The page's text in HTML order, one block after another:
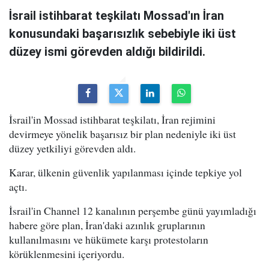
İsrail istihbarat teşkilatı Mossad'ın İran
konusundaki başarısızlık sebebiyle iki üst
düzey ismi görevden aldığı bildirildi.
İsrail'in Mossad istihbarat teşkilatı, İran rejimini
devirmeye yönelik başarısız bir plan nedeniyle iki üst
düzey yetkiliyi görevden aldı.
Karar, ülkenin güvenlik yapılanması içinde tepkiye yol
açtı.
İsrail'in Channel 12 kanalının perşembe günü yayımladığı
habere göre plan, İran'daki azınlık gruplarının
kullanılmasını ve hükümete karşı protestoların
körüklenmesini içeriyordu.